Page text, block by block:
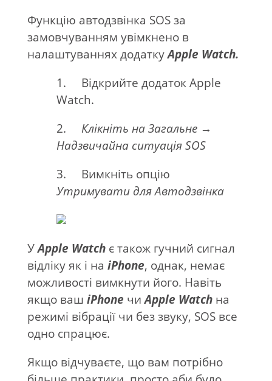
Функцію автодзвінка SOS за
замовчуванням увімкнено в
налаштуваннях додаткуApple Watch.
1. Відкрийте додаток Apple
Watch.
2. Клікніть наЗагальне →
Надзвичайна ситуація SOS
3. Вимкніть опцію
Утримувати для Автодзвінка
УApple Watchє також гучний сигнал
відліку як і на iPhone, однак, немає
можливості вимкнути його. Навіть
якщо ваш iPhone чиApple Watchна
режимі вібрації чи без звуку, SOS все
одно спрацює.
Якщо відчуваєте, що вам потрібно